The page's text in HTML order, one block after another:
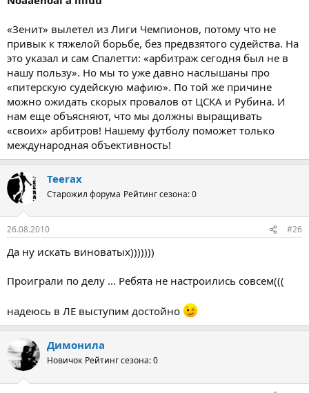
«Зенит» вылетел из Лиги Чемпионов, потому что не
привык к тяжелой борьбе, без предвзятого судейства. На
это указал и сам Спалетти: «арбитраж сегодня был не в
нашу пользу». Но мы то уже давно наслышаны про
«питерскую судейскую мафию». По той же причине
можно ожидать скорых провалов от ЦСКА и Рубина. И
нам еще объясняют, что мы должны выращивать
«своих» арбитров! Нашему футболу поможет только
международная объективность!
Teerax
Старожил форума Рейтинг сезона: 0
26.08.2010 #26
Да ну искать виноватых)))))))
Проиграли по делу ... Ребята не настроились совсем(((
надеюсь в ЛЕ выступим достойно
Димонила
Новичок Рейтинг сезона: 0